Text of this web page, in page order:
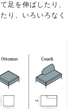
足を伸ばしたり、
り、いろいろなく